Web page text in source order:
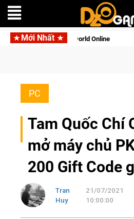
Mới Nhất
gọi Palworld Online Gia
PC
Tam Quốc Chí
mở máy chủ
200 Gift Code
Tran
Huy
21/07/2021
10:00:00